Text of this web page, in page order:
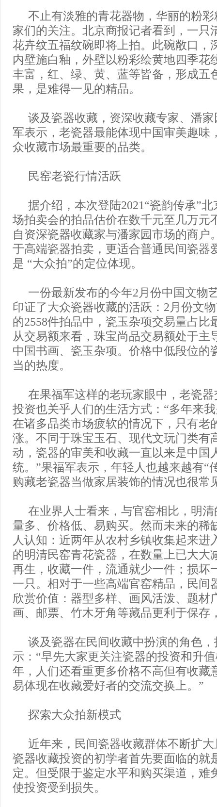
不止有淡雅的青花器物，华丽的粉
家们的关注。北京商报记者看到，一只
花卉纹五福纹碗即将上拍。此碗敞口，
内壁施白釉，外壁以粉彩绘黄地四季花
丰富，红、绿、黄、蓝等皆备，形成五
果，是难得一见的精品。
谈及瓷器收藏，资深收藏专家、潘
军表示，老瓷器最能体现中国审美趣味
众收藏市场最重要的品类。
民窑老瓷行情活跃
据介绍，本次登陆2021“瓷韵传承”
场拍卖会的拍品估价在数千元至几万元
自资深瓷器收藏家与潘家园市场的商户
于高端瓷器拍卖，更适合普通民间瓷器
是 “大众拍”的定位体现。
一份最新发布的今年2月份中国文物
印证了大众瓷器收藏的活跃：2月份文
的2558件拍品中，瓷玉杂项交易量占比
从交易额来看，珠宝尚品交易额处于主
中国书画、瓷玉杂项。价格中低段位的
当的热度。
在果福军这样的老玩家眼中，老瓷
投资也关乎人们的生活方式：“多年来
在诸多品类市场疲软的情况下，只有老
涨。不同于珠宝玉石、现代文玩门类有
动，瓷器的审美和收藏一直以来是中国
统。”果福军表示，年轻人也越来越有“
购藏老瓷器当做家居装饰的情况也很常
在业界人士看来，与官窑相比，明
量多、价格低、易购买。然而未来的稀
人认知：近两年从农村乡镇收集起来进
的明清民窑青花瓷器，在数量上已大大
再生，收藏一件，流通就少一件；损坏
一只。相对于一些高端官窑精品，民间
欣赏价值：器型多样、画风活泼、题材
画、邮票、竹木牙角等藏品更利于保存
谈及瓷器在民间收藏中扮演的角色
示：“早先大家更关注瓷器的投资和升
年，人们还看重更多价格不高但有收藏
易体现在收藏爱好者的交流交换上。”
探索大众拍新模式
近年来，民间瓷器收藏群体不断扩
瓷器收藏投资的初学者首先要面临的就
定。但受限于鉴定水平和购买渠道，难
使投资受到损失。